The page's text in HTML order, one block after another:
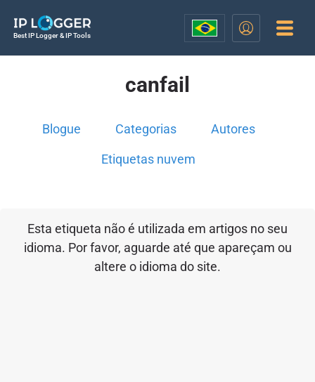
Best IP Logger & IP Tools
canfail
Blogue Categorias Autores
Etiquetas nuvem